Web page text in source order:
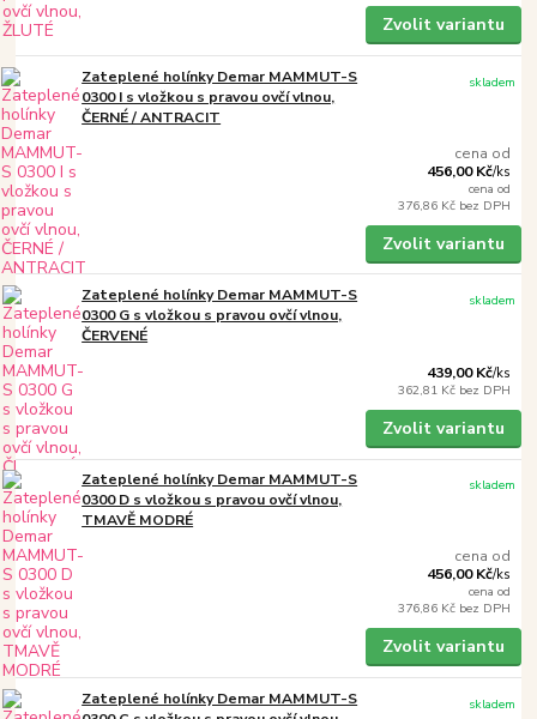
Zvolit variantu
Zateplené holínky Demar MAMMUT-S
0300 I s vložkou s pravou ovčí vlnou,
ČERNÉ / ANTRACIT
cena od
456,00 Kč/ks
cena od
376,86 Kč bez DPH
skladem
Zvolit variantu
Zateplené holínky Demar MAMMUT-S
0300 G s vložkou s pravou ovčí vlnou,
ČERVENÉ
439,00 Kč/ks
362,81 Kč bez DPH
skladem
Zvolit variantu
Zateplené holínky Demar MAMMUT-S
0300 D s vložkou s pravou ovčí vlnou,
TMAVĚ MODRÉ
cena od
456,00 Kč/ks
cena od
376,86 Kč bez DPH
skladem
Zvolit variantu
Zateplené holínky Demar MAMMUT-S
skladem